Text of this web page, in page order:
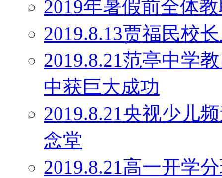
2019年暑假前全体
2019.8.13贾福民校
2019.8.21范亭中学
中获巨大成功
2019.8.21央视少儿
念堂
2019.8.21高一开学